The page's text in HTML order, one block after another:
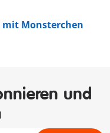
mit Monsterchen
und